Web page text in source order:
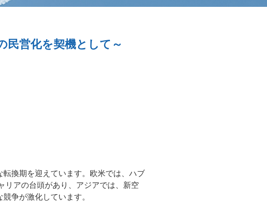
民営化を契機として～
換期を迎えています。欧米では、ハブ
リアの台頭があり、アジアでは、新空
争が激化しています。